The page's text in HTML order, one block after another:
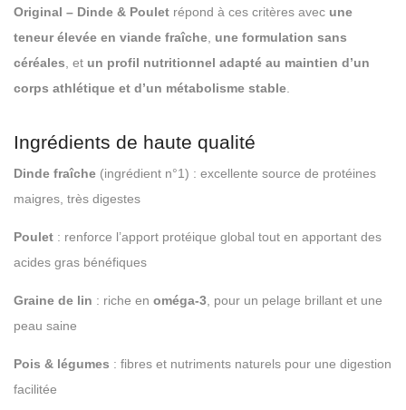
Original – Dinde & Poulet répond à ces critères avec une
teneur élevée en viande fraîche une formulation sans
céréales , et un profil nutritionnel adapté au maintien d’un
corps athlétique et d’un métabolisme stable
Ingrédients de haute qualité
Dinde fraîche (ingrédient n°1) : excellente source de protéines
maigres, très digestes
Poulet : renforce l’apport protéique global tout en apportant des
acides gras bénéfiques
Graine de lin : riche en oméga-3 , pour un pelage brillant et une
peau saine
Pois & légumes : fibres et nutriments naturels pour une digestion
facilitée